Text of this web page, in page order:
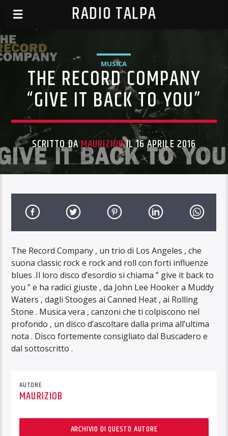
RADIO TALPA
MUSICA
THE RECORD COMPANY
“GIVE IT BACK TO YOU”
SCRITTO DAMAURIZIOBIL 16 APRILE 2016
The Record Company , un trio di Los Angeles , che
suona classic rock e rock and roll con forti influenze
blues .Il loro disco d’esordio si chiama ” give it back to
you ” e ha radici giuste , da John Lee Hooker a Muddy
Waters , dagli Stooges ai Canned Heat , ai Rolling
Stone . Musica vera , canzoni che ti colpiscono nel
profondo , un disco d’ascoltare dalla prima all’ultima
nota . Disco fortemente consigliato dal Buscadero e
dal sottoscritto .
AUTORE
MAURIZIOB
ARCHIVIO DI QUESTO AUTORE